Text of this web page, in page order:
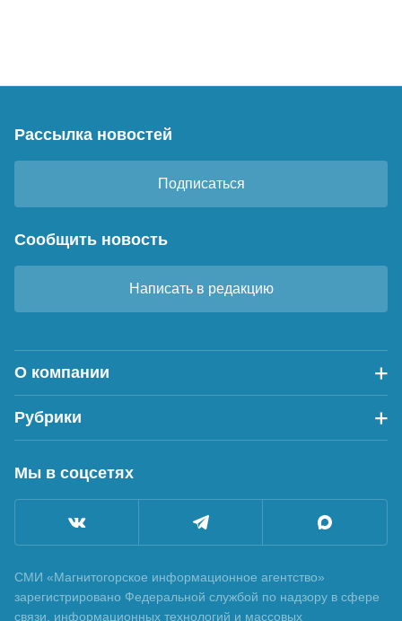
Рассылка новостей
Подписаться
Сообщить новость
Написать в редакцию
О компании
Рубрики
Мы в соцсетях
СМИ «Магнитогорское информационное агентство»
зарегистрировано Федеральной службой по надзору в сфере
связи, информационных технологий и массовых